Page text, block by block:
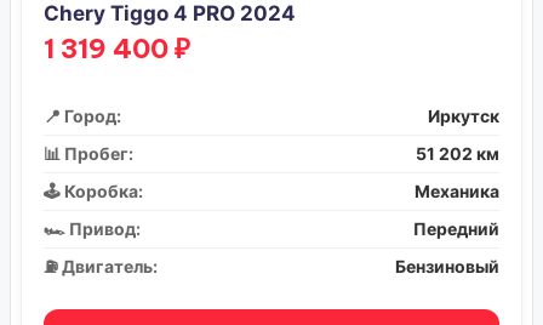
Chery Tiggo 4 PRO 2024
1 319 400 ₽
📍 Город:
Иркутск
📊 Пробег:
51 202 км
🕹️ Коробка:
Механика
🏎️ Привод:
Передний
⛽ Двигатель:
Бензиновый